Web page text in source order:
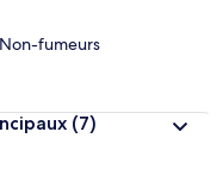
Non-fumeurs
(7)